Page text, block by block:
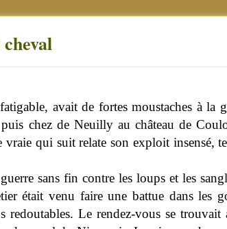
avait de fortes moustaches à la
puis chez de Neuilly au château de
qui suit relate son exploit insensé,
sans fin contre les loups et les
était venu faire une battue dans les
Le rendez-vous se trouvait